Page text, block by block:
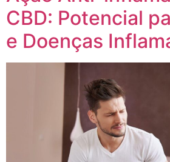
CBD: Potencial
e Doenças